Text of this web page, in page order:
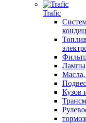
Trafic
Кузов